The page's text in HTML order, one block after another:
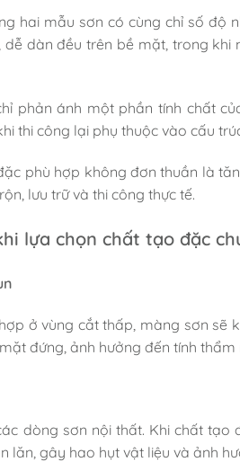
hai mẫu sơn có cùng chỉ số độ
dàn đều trên bề mặt, trong
phản ánh một phần tính chất
thi công lại phụ thuộc vào cấu
phù hợp không đơn thuần là
lưu trữ và thi công thực tế.
lựa chọn chất tạo đặc
ở vùng cắt thấp, màng sơn sẽ
đứng, ảnh hưởng đến tính
dòng sơn nội thất. Khi chất
lăn, gây hao hụt vật liệu và ảnh